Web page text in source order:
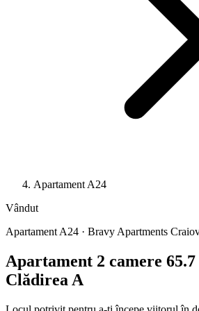
Apartament A24
Vândut
Apartament A24 · Bravy Apartments
Apartament 2 camere
Clădirea A